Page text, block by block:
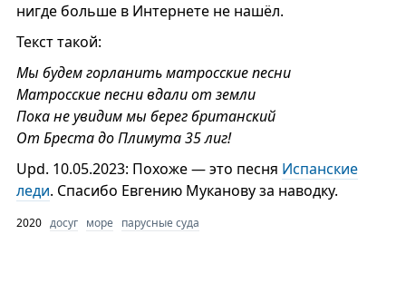
нигде больше в Интернете не нашёл.
Текст такой:
Мы будем горланить матросские песни
Матросские песни вдали от земли
Пока не увидим мы берег британский
От Бреста до Плимута 35 лиг!
Upd. 10.05.2023: Похоже — это песня Испанские
леди. Спасибо Евгению Муканову за наводку.
2020 досуг море парусные суда